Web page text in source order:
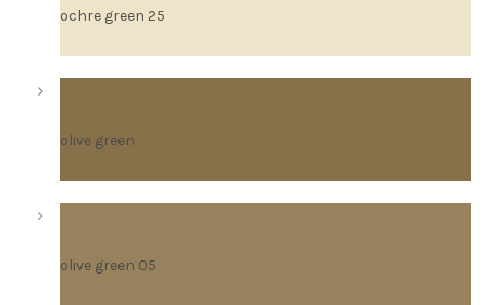
ochre green 25
olive green
olive green 05